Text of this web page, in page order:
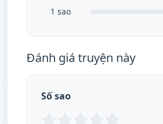
1 sao
Đánh giá truyện này
Số sao